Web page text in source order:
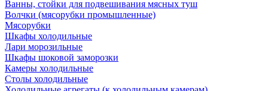
Ванны, стойки для подвешивания мясных туш
Волчки (мясорубки промышленные)
Мясорубки
Шкафы холодильные
Лари морозильные
Шкафы шоковой заморозки
Камеры холодильные
Столы холодильные